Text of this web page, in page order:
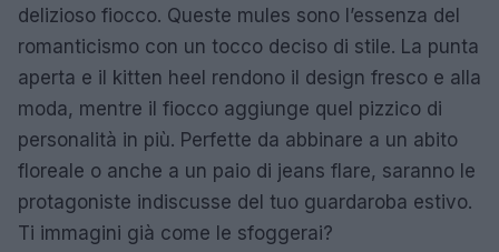
delizioso fiocco. Queste mules sono l’essenza del
romanticismo con un tocco deciso di stile. La punta
aperta e il kitten heel rendono il design fresco e alla
moda, mentre il fiocco aggiunge quel pizzico di
personalità in più. Perfette da abbinare a un abito
floreale o anche a un paio di jeans flare, saranno le
protagoniste indiscusse del tuo guardaroba estivo.
Ti immagini già come le sfoggerai?